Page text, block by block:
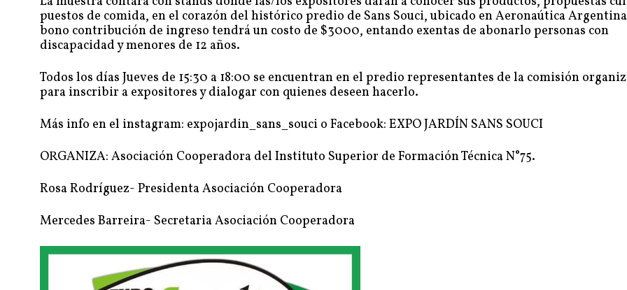
puestos de comida, en el corazón del histórico predio de Sans Souci, ubicado en Aeronaútica
bono contribución de ingreso tendrá un costo de $3000, entando exentas de abonarlo personas con
discapacidad y menores de 12 años.
Todos los días Jueves de 15:30 a 18:00 se encuentran en el predio representantes de la comisión
para inscribir a expositores y dialogar con quienes deseen hacerlo.
Más info en el instagram: expojardin_sans_souci o Facebook: EXPO JARDÍN SANS SOUCI
ORGANIZA: Asociación Cooperadora del Instituto Superior de Formación Técnica N°75.
Rosa Rodríguez- Presidenta Asociación Cooperadora
Mercedes Barreira- Secretaria Asociación Cooperadora